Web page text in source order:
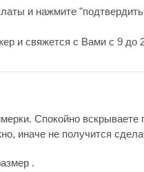
и нажмите "подтвердить
и свяжется с Вами с 9
Спокойно
иначе не получится
.